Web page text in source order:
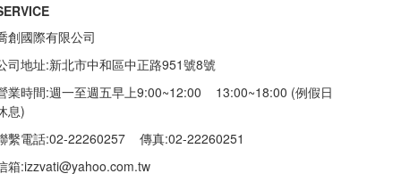
創國際有限公司
司地址:新北市中和區中正路951號8號
業時間:週一至週五早上9:00~12:00 13:00~18:00 (例假日
息)
繫電話:02-22260257 傳真:02-22260251
箱:izzvati@yahoo.com.tw